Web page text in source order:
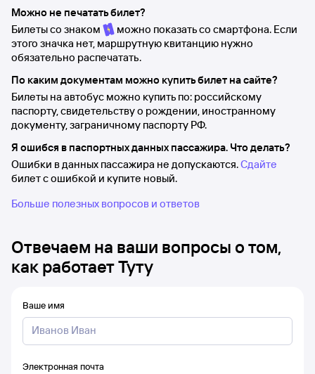
Можно не печатать билет?
Билеты со знаком
можно показать со смартфона. Если
этого значка нет, маршрутную квитанцию нужно
обязательно распечатать.
По каким документам можно купить билет на сайте?
Билеты на автобус можно купить по: российскому
паспорту, свидетельству о рождении, иностранному
документу, заграничному паспорту РФ.
Я ошибся в паспортных данных пассажира. Что делать?
Ошибки в данных пассажира не допускаются.Сдайте
билет с ошибкой и купите новый.
Больше полезных вопросов и ответов
Отвечаем на ваши вопросы о том,
как работает Туту
Ваше имя
Электронная почта